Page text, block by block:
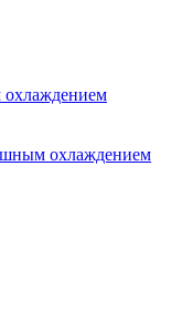
охлаждением